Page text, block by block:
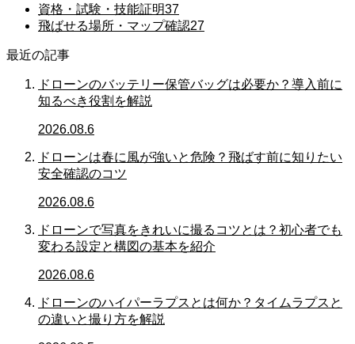
資格・試験・技能証明37
飛ばせる場所・マップ確認27
最近の記事
ドローンのバッテリー保管バッグは必要か？導入前に
知るべき役割を解説
2026.08.6
ドローンは春に風が強いと危険？飛ばす前に知りたい
安全確認のコツ
2026.08.6
ドローンで写真をきれいに撮るコツとは？初心者でも
変わる設定と構図の基本を紹介
2026.08.6
ドローンのハイパーラプスとは何か？タイムラプスと
の違いと撮り方を解説